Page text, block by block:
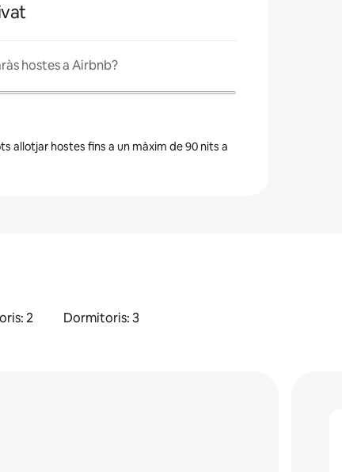
hostes a Airbnb?
allotjar hostes fins a un màxim de 90 nits a
2 Dormitoris: 3